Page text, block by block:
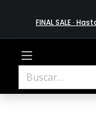
FINAL SALE ·